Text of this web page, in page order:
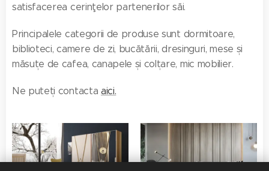
satisfacerea cerinţelor partenerilor săi.
Principalele categorii de produse sunt dormitoare,
biblioteci, camere de zi, bucătării, dresinguri, mese și
măsuțe de cafea, canapele și colțare, mic mobilier.
Ne puteți contacta aici.